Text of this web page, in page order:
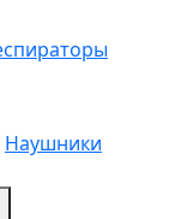
Наушники